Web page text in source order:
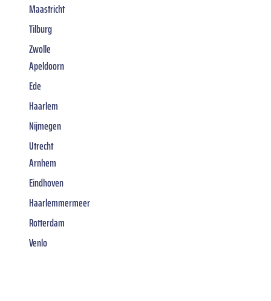
Maastricht
Tilburg
Zwolle
Apeldoorn
Ede
Haarlem
Nijmegen
Utrecht
Arnhem
Eindhoven
Haarlemmermeer
Rotterdam
Venlo